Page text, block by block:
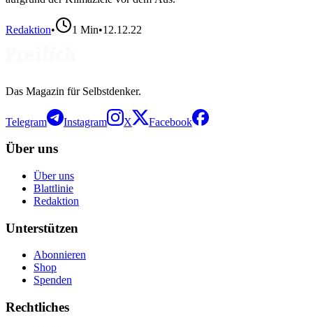
Redaktion• 1 Min•12.12.22
Das Magazin für Selbstdenker.
Telegram Instagram X Facebook
Über uns
Über uns
Blattlinie
Redaktion
Unterstützen
Abonnieren
Shop
Spenden
Rechtliches